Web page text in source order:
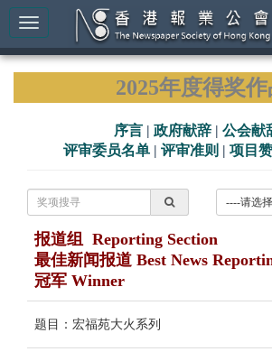
2025年度得奖作
序言 | 政府献辞 | 公会献
评审委员名单 | 评审准则 | 项目
报道组 Reporting Section
最佳新闻报道 Best News
冠军 Winner
题目：宏福苑大火系列